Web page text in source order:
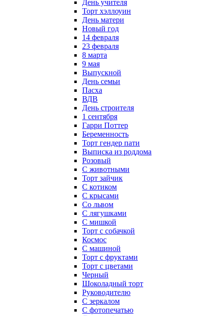
День учителя
Торт хэллоуин
День матери
Новый год
14 февраля
23 февраля
8 марта
9 мая
Выпускной
День семьи
Пасха
ВДВ
День строителя
1 сентября
Гарри Поттер
Беременность
Торт гендер пати
Выписка из роддома
Розовый
С животными
Торт зайчик
С котиком
С крысами
Со львом
С лягушками
С мишкой
Торт с собачкой
Космос
С машиной
Торт с фруктами
Торт с цветами
Черный
Шоколадный торт
Руководителю
С зеркалом
С фотопечатью